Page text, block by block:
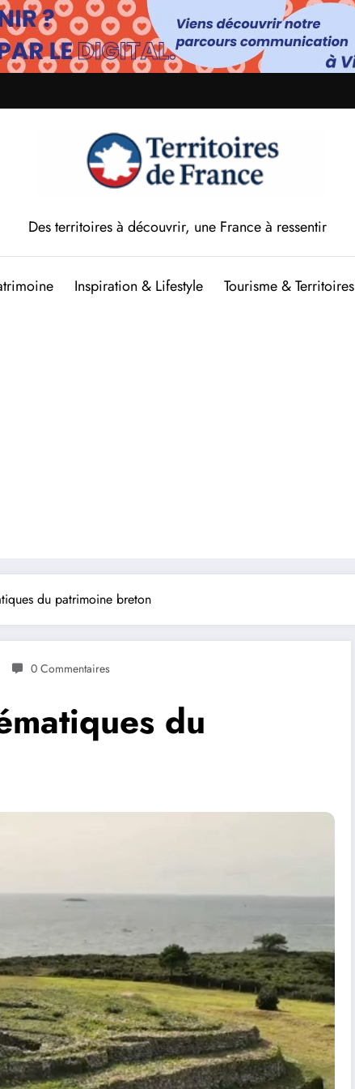
Des territoires à découvrir, une France à ressentir
Inspiration & Lifestyle Tourisme & Territoires
du patrimoine breton
0 Commentaires
du